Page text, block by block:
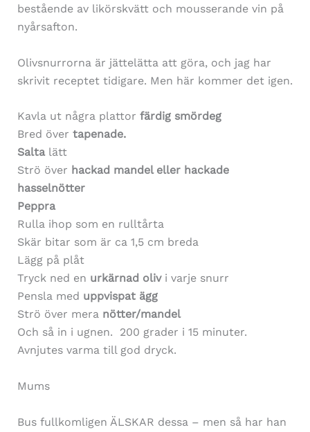
bestående av likörskvätt och mousserande vin på
nyårsafton.
Olivsnurrorna är jättelätta att göra, och jag har
skrivit receptet tidigare. Men här kommer det igen.
Kavla ut några plattor färdig smördeg
Bred över tapenade.
Salta lätt
Strö över hackad mandel eller hackade
hasselnötter
Peppra
Rulla ihop som en rulltårta
Skär bitar som är ca 1,5 cm breda
Lägg på plåt
Tryck ned en urkärnad olivi varje snurr
Pensla med uppvispat ägg
Strö över mera nötter/mandel
Och så in i ugnen. 200 grader i 15 minuter.
Avnjutes varma till god dryck.
Mums
Bus fullkomligen ÄLSKAR dessa – men så har han